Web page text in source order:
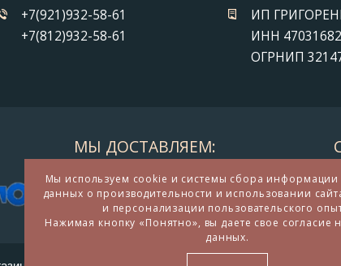
+7(921)932-58-61
+7(812)932-58-61
ИП
ИНН
ОГРНИП
МЫ ДОСТАВЛЯЕМ:
Мы используем cookie и системы сбора информации
данных о производительности и использовании
и персонализации пользовательского
Нажимая кнопку «Понятно», вы даете свое согласие
данных.